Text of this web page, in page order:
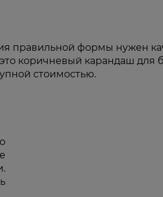
формы нужен
коричневый карандаш для
стоимостью.